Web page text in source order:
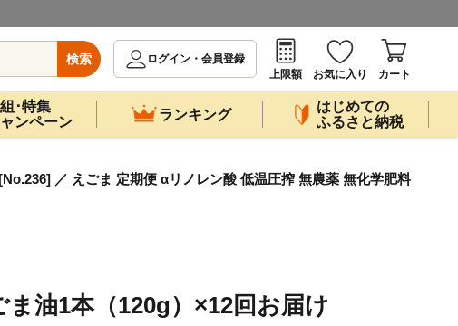
検索
ログイン・会員登録
上限額
お気に入り カート
･特集
ンペーン
ランキング
はじめての
ふるさと納税
／ えごま 定期便 αリノレン酸 低温圧搾 無農薬 無化学肥料
ま油1本（120g）×12回お届け